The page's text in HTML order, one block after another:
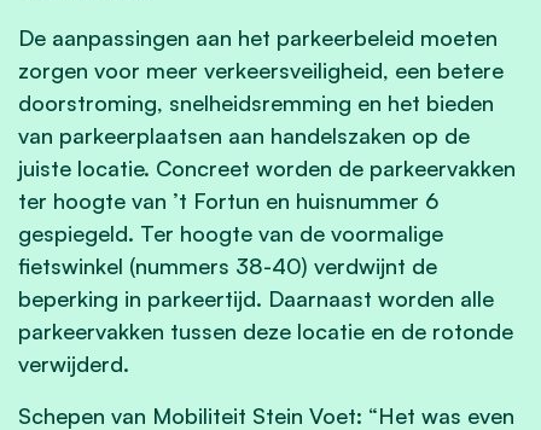
De aanpassingen aan het parkeerbeleid moeten
zorgen voor meer verkeersveiligheid, een betere
doorstroming, snelheidsremming en het bieden
van parkeerplaatsen aan handelszaken op de
juiste locatie. Concreet worden de parkeervakken
ter hoogte van ’t Fortun en huisnummer 6
gespiegeld. Ter hoogte van de voormalige
fietswinkel (nummers 38-40) verdwijnt de
beperking in parkeertijd. Daarnaast worden alle
parkeervakken tussen deze locatie en de rotonde
verwijderd.
Schepen van Mobiliteit Stein Voet: “Het was even